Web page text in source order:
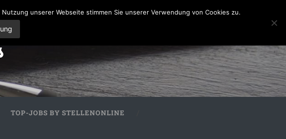
TOP-JOBS BY STELLENONLINE
unserer Webseite stimmen Sie unserer Verwendung von Cookies zu.